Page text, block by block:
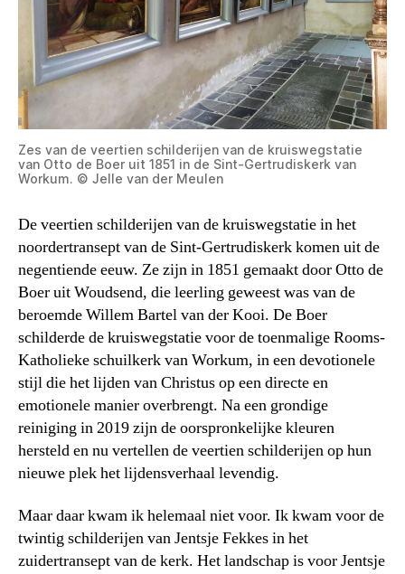
Zes van de veertien schilderijen van de kruiswegstatie
van Otto de Boer uit 1851 in de Sint-Gertrudiskerk van
Workum. © Jelle van der Meulen
De veertien schilderijen van de kruiswegstatie in het
noordertransept van de Sint-Gertrudiskerk komen uit de
negentiende eeuw. Ze zijn in 1851 gemaakt door Otto de
Boer uit Woudsend, die leerling geweest was van de
beroemde Willem Bartel van der Kooi. De Boer
schilderde de kruiswegstatie voor de toenmalige Rooms-
Katholieke schuilkerk van Workum, in een devotionele
stijl die het lijden van Christus op een directe en
emotionele manier overbrengt. Na een grondige
reiniging in 2019 zijn de oorspronkelijke kleuren
hersteld en nu vertellen de veertien schilderijen op hun
nieuwe plek het lijdensverhaal levendig.
Maar daar kwam ik helemaal niet voor. Ik kwam voor de
twintig schilderijen van Jentsje Fekkes in het
zuidertransept van de kerk. Het landschap is voor Jentsje